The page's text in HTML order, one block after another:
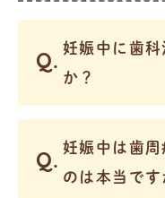
妊娠中に歯
か？
妊娠中は歯周
のは本当です